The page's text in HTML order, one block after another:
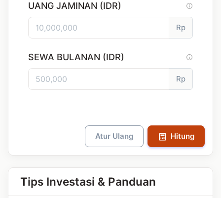
UANG JAMINAN (IDR)
Rp
SEWA BULANAN (IDR)
Rp
Atur Ulang Hitung
Tips Investasi & Panduan